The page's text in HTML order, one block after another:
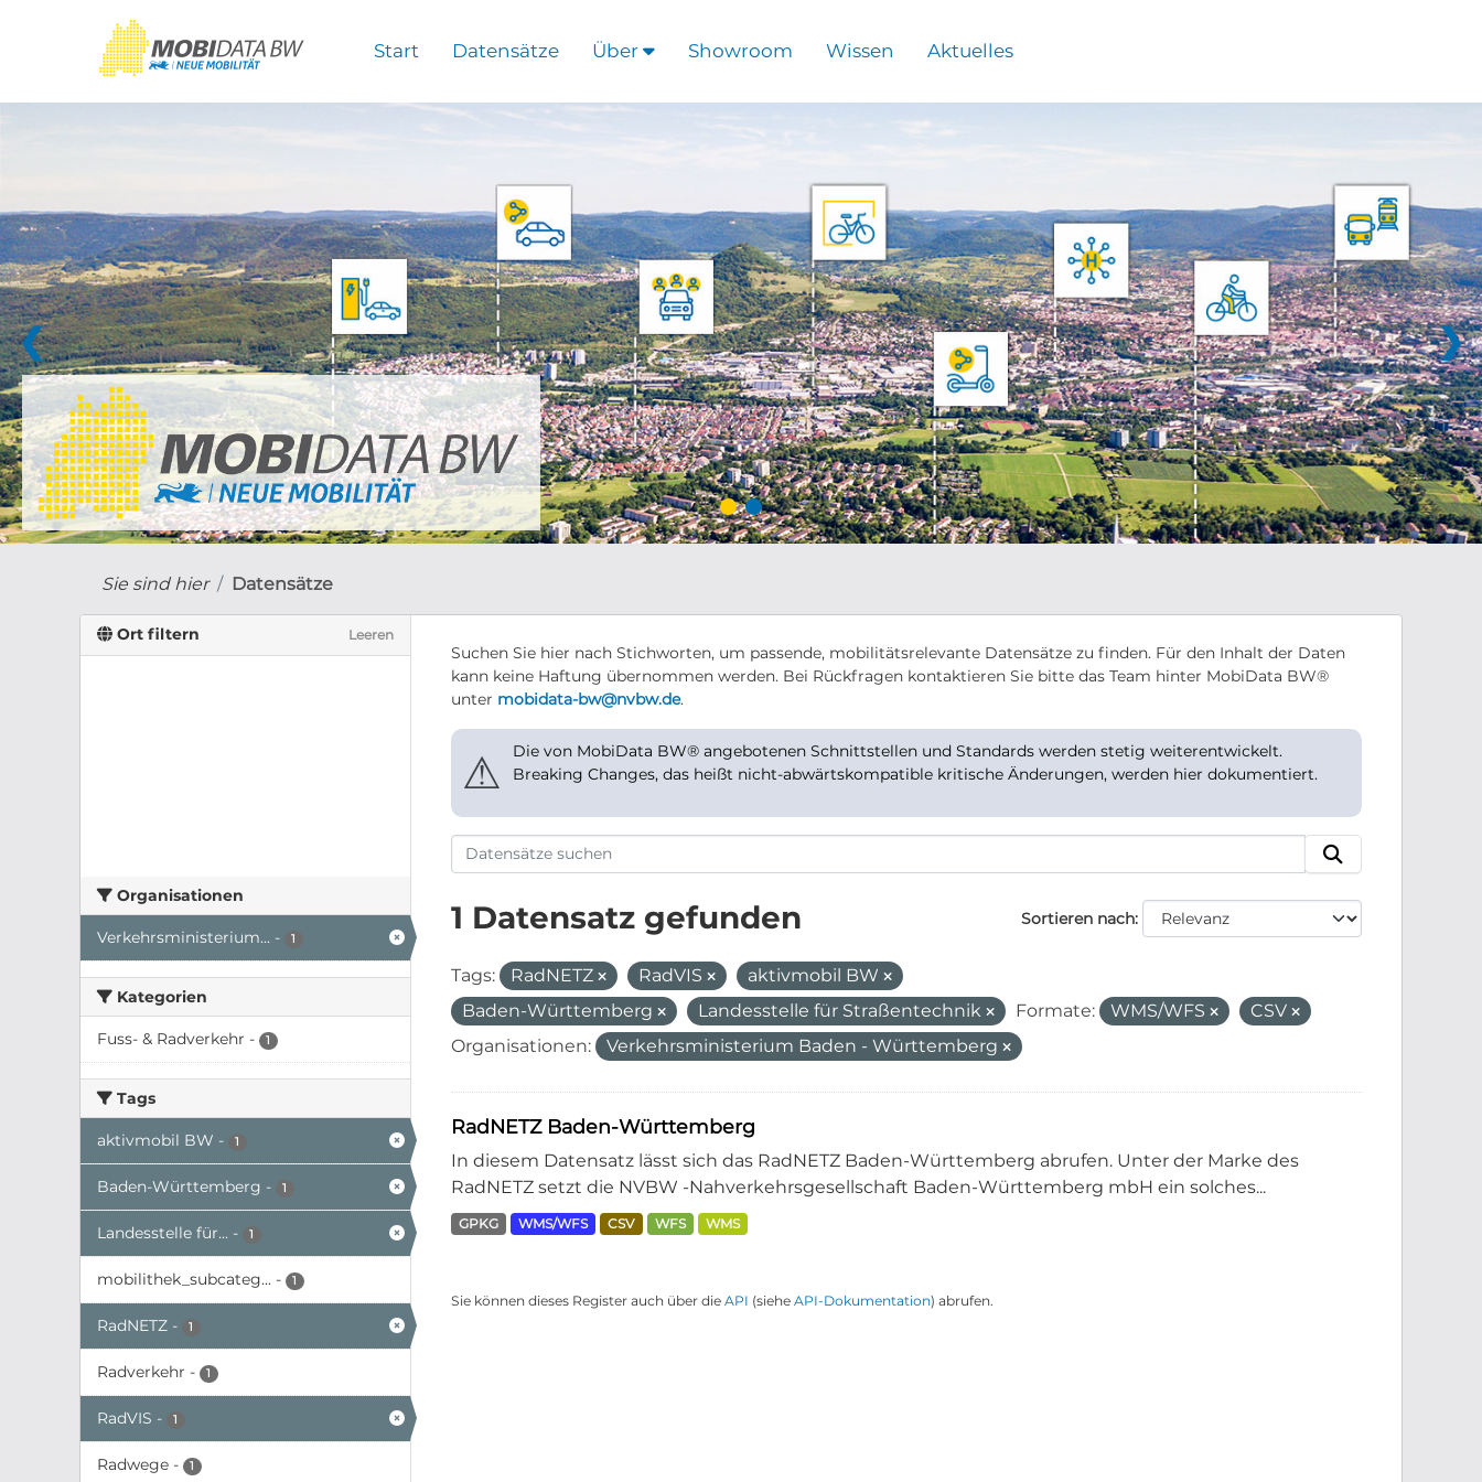
Start Datensätze Über Showroom Wissen Aktuelles
❮ ❯
Sie sind hier Datensätze
Ort filtern Leeren
Organisationen
Verkehrsministerium... - 1
Kategorien
Fuss- & Radverkehr - 1
Tags
aktivmobil BW - 1
Baden-Württemberg - 1
Landesstelle für... - 1
mobilithek_subcateg... - 1
RadNETZ - 1
Radverkehr - 1
RadVIS - 1
Radwege - 1
Suchen Sie hier nach Stichworten, um passende, mobilitätsrelevante Datensätze zu finden. Für den Inhalt der Daten
kann keine Haftung übernommen werden. Bei Rückfragen kontaktieren Sie bitte das Team hinter MobiData BW®
unter mobidata-bw@nvbw.de.
⚠
Die von MobiData BW® angebotenen Schnittstellen und Standards werden stetig weiterentwickelt.
Breaking Changes, das heißt nicht-abwärtskompatible kritische Änderungen, werden hier dokumentiert.
Sortieren nach
1 Datensatz gefunden
Tags: RadNETZ RadVIS
aktivmobil BW
Baden-Württemberg
Landesstelle für Straßentechnik Formate: WMS/WFS
CSV
Organisationen:
Verkehrsministerium Baden - Württemberg
RadNETZ Baden-Württemberg
In diesem Datensatz lässt sich das RadNETZ Baden-Württemberg abrufen. Unter der Marke des
RadNETZ setzt die NVBW -Nahverkehrsgesellschaft Baden-Württemberg mbH ein solches...
GPKG WMS/WFS CSV WFS WMS
Sie können dieses Register auch über die API (siehe API-Dokumentation) abrufen.